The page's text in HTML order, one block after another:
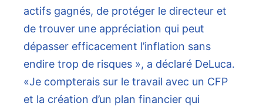
actifs gagnés, de protéger le directeur et
de trouver une appréciation qui peut
dépasser efficacement l’inflation sans
endire trop de risques », a déclaré DeLuca.
«Je compterais sur le travail avec un CFP
et la création d’un plan financier qui